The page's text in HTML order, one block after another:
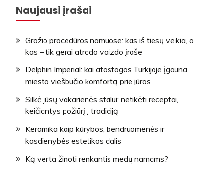
Naujausi įrašai
Grožio procedūros namuose: kas iš tiesų veikia, o
kas – tik gerai atrodo vaizdo įraše
Delphin Imperial: kai atostogos Turkijoje įgauna
miesto viešbučio komfortą prie jūros
Silkė jūsų vakarienės stalui: netikėti receptai,
keičiantys požiūrį į tradiciją
Keramika kaip kūrybos, bendruomenės ir
kasdienybės estetikos dalis
Ką verta žinoti renkantis medų namams?